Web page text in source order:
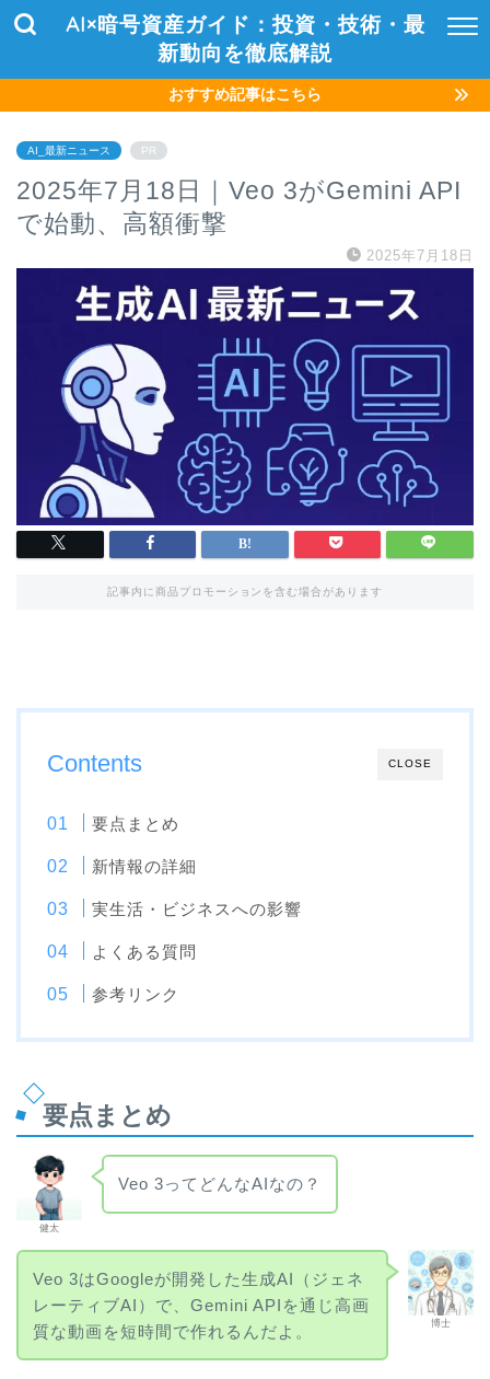
AI×暗号資産ガイド：投資・技術・最
新動向を徹底解説
おすすめ記事はこちら
AI_最新ニュース PR
2025年7月18日｜Veo 3がGemini API
で始動、高額衝撃
2025年7月18日
記事内に商品プロモーションを含む場合があります
CLOSE
Contents
要点まとめ
新情報の詳細
実生活・ビジネスへの影響
よくある質問
参考リンク
要点まとめ
健太
Veo 3ってどんなAIなの？
博士
Veo 3はGoogleが開発した生成AI（ジェネ
レーティブAI）で、Gemini APIを通じ高画
質な動画を短時間で作れるんだよ。